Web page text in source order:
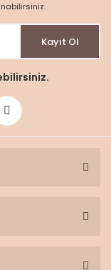
Kayıt Ol